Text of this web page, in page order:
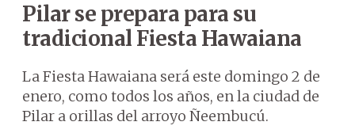
Pilar se prepara para su
tradicional Fiesta Hawaiana
La Fiesta Hawaiana será este domingo 2 de
enero, como todos los años, en la ciudad de
Pilar a orillas del arroyo Ñeembucú.